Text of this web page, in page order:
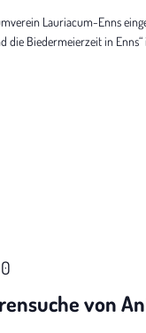
Lauriacum-Enns
die Biedermeierzeit in
von